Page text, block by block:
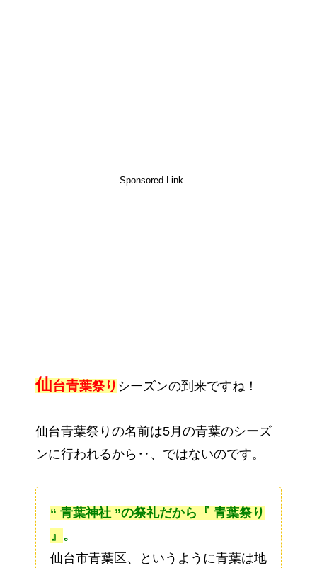
Sponsored Link
仙台青葉祭り シーズンの到来ですね！
仙台青葉祭りの名前は5月の青葉のシーズ
ンに行われるから‥、ではないのです。
“ 青葉神社 ”の祭礼だから『 青葉祭り
』 。
仙台市青葉区、というように青葉は地